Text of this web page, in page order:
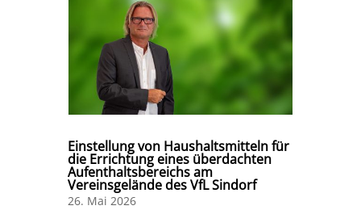
Einstellung von Haushaltsmitteln für
die Errichtung eines überdachten
Aufenthaltsbereichs am
Vereinsgelände des VfL Sindorf
26. Mai 2026